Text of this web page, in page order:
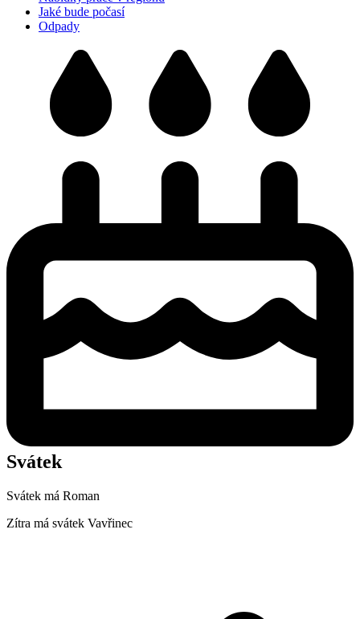
Jaké bude počasí
Odpady
Svátek
Svátek má Roman
Zítra má svátek Vavřinec